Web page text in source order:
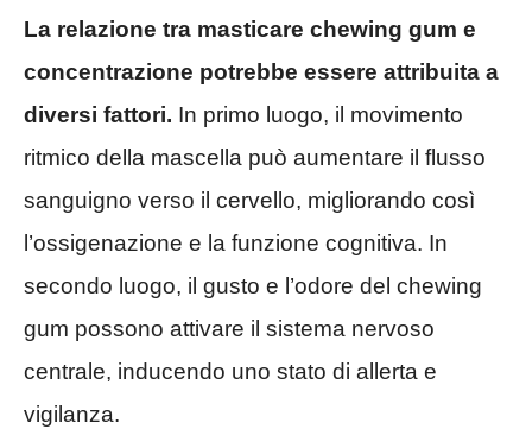
La relazione tra masticare chewing gum e
concentrazione potrebbe essere attribuita a
diversi fattori. In primo luogo, il movimento
ritmico della mascella può aumentare il flusso
sanguigno verso il cervello, migliorando così
l’ossigenazione e la funzione cognitiva. In
secondo luogo, il gusto e l’odore del chewing
gum possono attivare il sistema nervoso
centrale, inducendo uno stato di allerta e
vigilanza.